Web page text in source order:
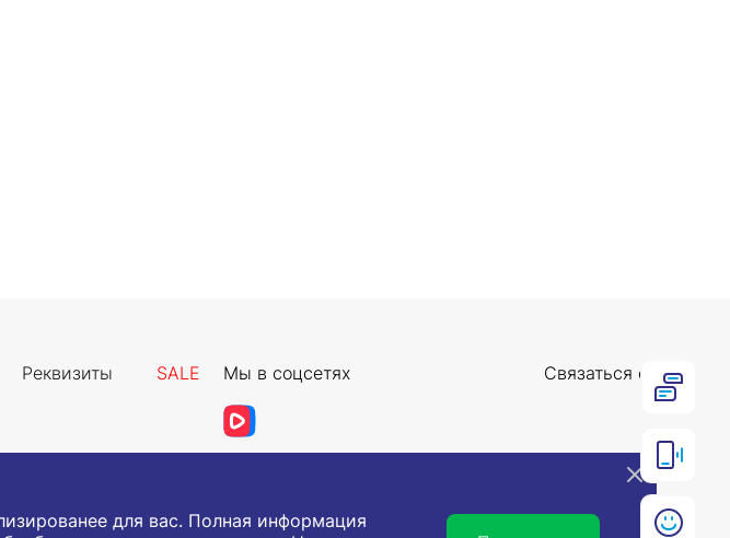
Реквизиты SALE Мы в соцсетях Связаться с нами
для вас. Полная информация